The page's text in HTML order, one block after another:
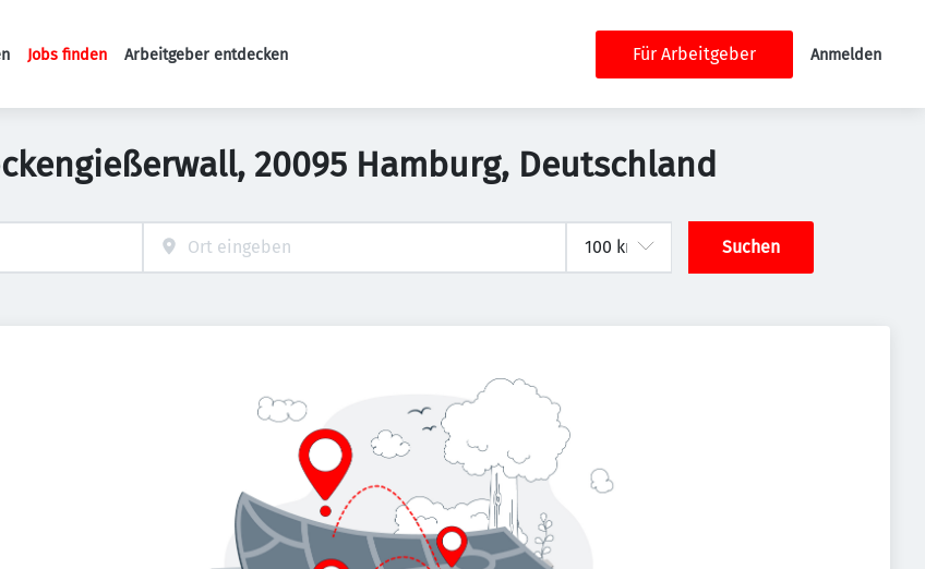
Haupt-Navigation
Jobs finden Arbeitgeber entdecken Für Arbeitgeber Anmelden
20095 Hamburg, Deutschland
Suchen